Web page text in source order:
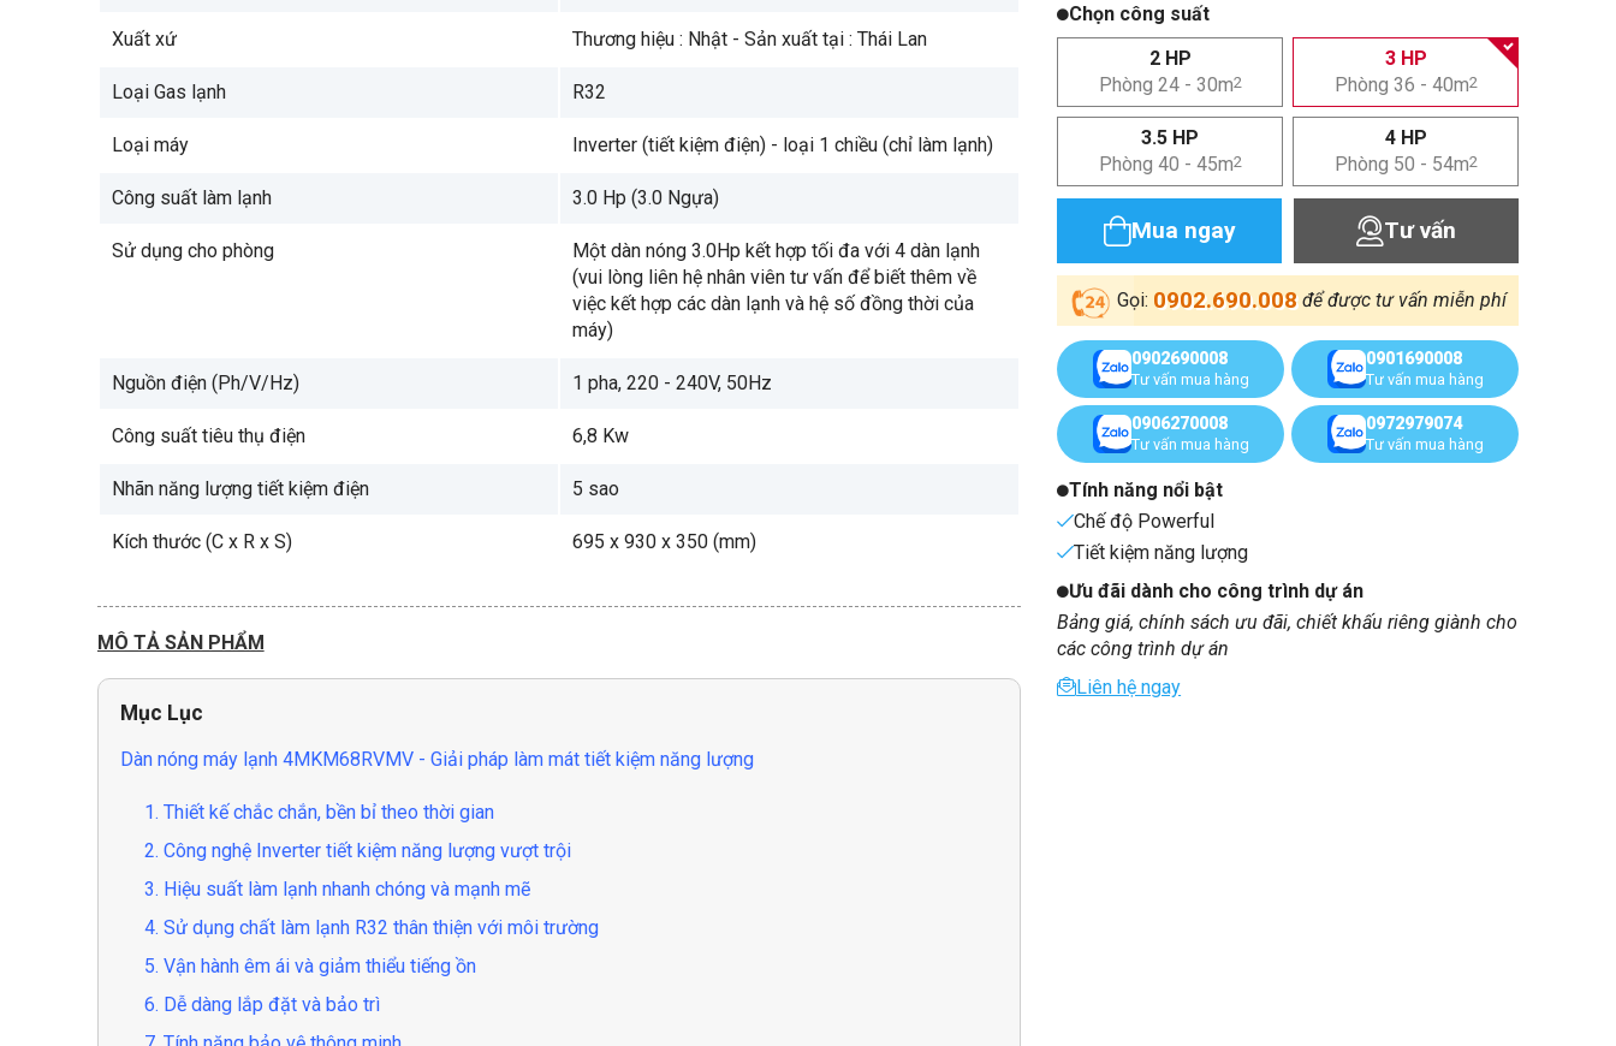
Xuất xứ Thương hiệu : Nhật - Sản xuất tại : Thái Lan
Loại Gas lạnh R32
Loại máy Inverter (tiết kiệm điện) - loại 1 chiều (chỉ làm lạnh)
Công suất làm lạnh 3.0 Hp (3.0 Ngựa)
Sử dụng cho phòng
Một dàn nóng 3.0Hp kết hợp tối đa với 4 dàn lạnh
(vui lòng liên hệ nhân viên tư vấn để biết thêm về
việc kết hợp các dàn lạnh và hệ số đồng thời của
máy)
Nguồn điện (Ph/V/Hz) 1 pha, 220 - 240V, 50Hz
Công suất tiêu thụ điện 6,8 Kw
Nhãn năng lượng tiết kiệm điện 5 sao
Kích thước (C x R x S) 695 x 930 x 350 (mm)
MÔ TẢ SẢN PHẨM
Mục Lục
Dàn nóng máy lạnh 4MKM68RVMV - Giải pháp làm mát tiết kiệm năng lượng
1. Thiết kế chắc chắn, bền bỉ theo thời gian
2. Công nghệ Inverter tiết kiệm năng lượng vượt trội
3. Hiệu suất làm lạnh nhanh chóng và mạnh mẽ
4. Sử dụng chất làm lạnh R32 thân thiện với môi trường
5. Vận hành êm ái và giảm thiểu tiếng ồn
6. Dễ dàng lắp đặt và bảo trì
Chọn công suất
2 HP
Phòng 24 - 30m2
3 HP
Phòng 36 - 40m2
3.5 HP
Phòng 40 - 45m2
4 HP
Phòng 50 - 54m2
Mua ngay Tư vấn
Gọi: 0902.690.008 để được tư vấn miễn phí
0902690008
Tư vấn mua hàng
0901690008
Tư vấn mua hàng
0906270008
Tư vấn mua hàng
0972979074
Tư vấn mua hàng
Tính năng nổi bật
Chế độ Powerful
Tiết kiệm năng lượng
Ưu đãi dành cho công trình dự án
Bảng giá, chính sách ưu đãi, chiết khấu riêng giành cho
các công trình dự án
Liên hệ ngay